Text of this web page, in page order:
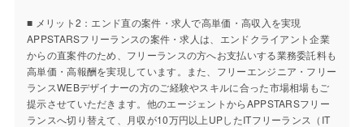
■ メリット2：エンド直の案件・求人で高単価・高収入を実現
APPSTARSフリーランスの案件・求人は、エンドクライアント企業
からの直案件のため、フリーランスの方へお支払いする業務委託料も
高単価・高報酬を実現しています。また、フリーエンジニア・フリー
ランスWEBデザイナーの方のご経験やスキルに合った市場相場もご
提示させていただきます。他のエージェントからAPPSTARSフリー
ランスへ切り替えて、月収が10万円以上UPしたITフリーランス（IT